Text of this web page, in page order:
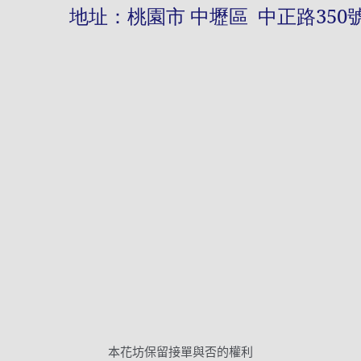
：桃園市 中壢區 中正路350
本花坊保留接單與否的權利